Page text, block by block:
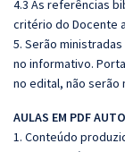
4.3 As referências
critério do Docente
5. Serão
no informativo.
no edital, não serão
AULAS EM PDF
1. Conteúdo